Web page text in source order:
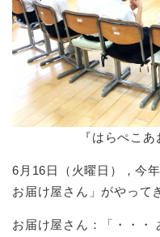
『はらぺこ
6月16日（火曜日），今
お届け屋さん」がやって
お届け屋さん：「・・・